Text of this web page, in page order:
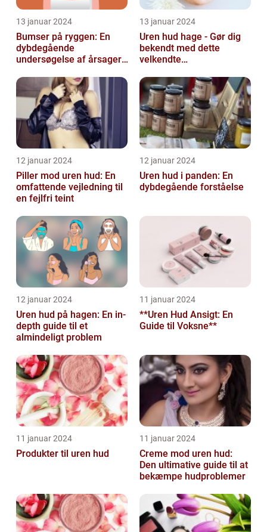
13 januar 2024
Bumser på ryggen: En
dybdegående
undersøgelse af årsager,
forebyggelse
13 januar 2024
Uren hud hage - Gør dig
bekendt med dette
velkendte
12 januar 2024
Piller mod uren hud: En
omfattende vejledning til
en fejlfri teint
12 januar 2024
Uren hud i panden: En
dybdegående forståelse
12 januar 2024
Uren hud på hagen: En in-
depth guide til et
almindeligt problem
11 januar 2024
**Uren Hud Ansigt: En
Guide til Voksne**
11 januar 2024
Produkter til uren hud
11 januar 2024
Creme mod uren hud:
Den ultimative guide til at
bekæmpe hudproblemer